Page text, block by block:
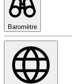
Baromètre